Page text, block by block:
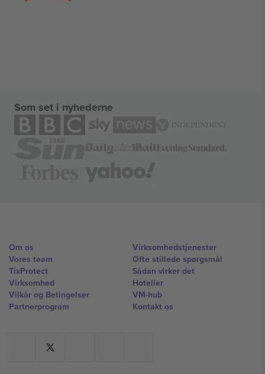
Som set i nyhederne
Om os
Vores team
TixProtect
Virksomhed
Vilkår og Betingelser
Partnerprogram
Virksomhedstjenester
Ofte stillede spørgsmål
Sådan virker det
Hoteller
VM-hub
Kontakt os